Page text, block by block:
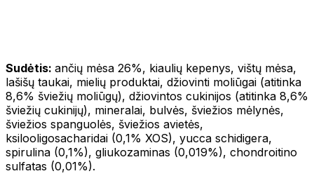
Sudėtis: ančių mėsa 26%, kiaulių kepenys, vištų mėsa,
lašišų taukai, mielių produktai, džiovinti moliūgai (atitinka
8,6% šviežių moliūgų), džiovintos cukinijos (atitinka 8,6%
šviežių cukinijų), mineralai, bulvės, šviežios mėlynės,
šviežios spanguolės, šviežios avietės,
ksilooligosacharidai (0,1% XOS), yucca schidigera,
spirulina (0,1%), gliukozaminas (0,019%), chondroitino
sulfatas (0,01%).